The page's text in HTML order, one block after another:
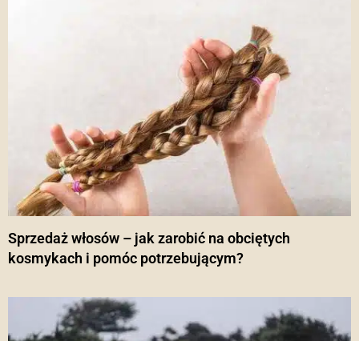
Sprzedaż włosów – jak zarobić na obciętych
kosmykach i pomóc potrzebującym?